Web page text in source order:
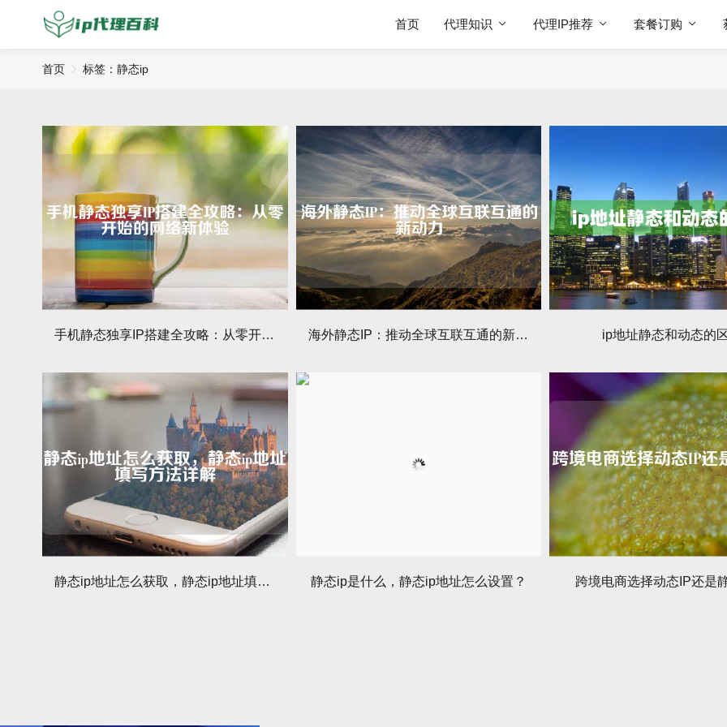
首页 代理知识 代理IP推荐 套餐订购
首页 标签：静态ip
手机静态独享IP搭建全攻略：从零开始的网络新体验 海外静态IP：推动全球互联互通的新动力 ip地址静态和动态的
静态ip地址怎么获取，静态ip地址填写方法详解 静态ip是什么，静态ip地址怎么设置？ 跨境电商选择动态IP还是